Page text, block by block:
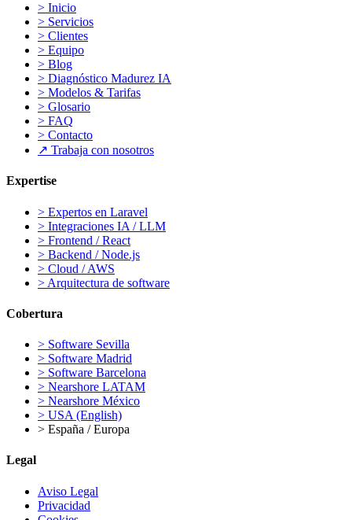
> Inicio
> Servicios
> Clientes
> Equipo
> Blog
> Diagnóstico Madurez IA
> Modelos & Tarifas
> Glosario
> FAQ
> Contacto
↗ Trabaja con nosotros
Expertise
> Expertos en Laravel
> Integraciones IA / LLM
> Frontend / React
> Backend / Node.js
> Cloud / AWS
> Arquitectura de software
Cobertura
> Software Sevilla
> Software Madrid
> Software Barcelona
> Nearshore LATAM
> Nearshore México
> USA (English)
> España / Europa
Legal
Aviso Legal
Privacidad